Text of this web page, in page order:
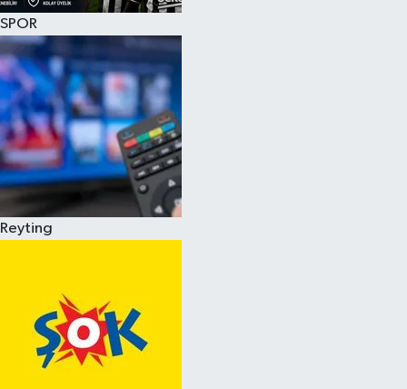
SPOR
Reyting